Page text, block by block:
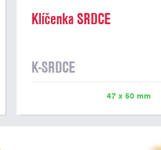
Klíčenka SRDCE
K-SRDCE
47 x 50 mm